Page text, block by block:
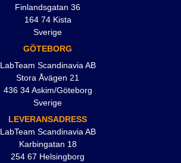
Finlandsgatan 36
164 74 Kista
Sverige
GÖTEBORG
LabTeam Scandinavia AB
Stora Åvägen 21
436 34 Askim/Göteborg
Sverige
LEVERANSADRESS
LabTeam Scandinavia AB
Karbingatan 18
254 67 Helsingborg